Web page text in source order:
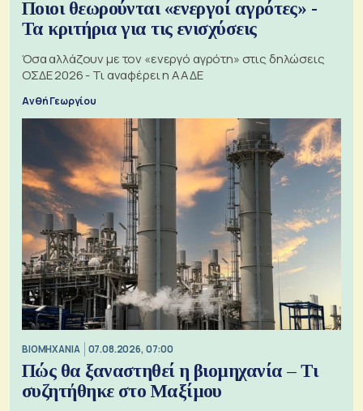
Ποιοι θεωρούνται «ενεργοί αγρότες» -
Τα κριτήρια για τις ενισχύσεις
Όσα αλλάζουν με τον «ενεργό αγρότη» στις δηλώσεις
ΟΣΔΕ 2026 - Τι αναφέρει η ΑΑΔΕ
Ανθή Γεωργίου
ΒΙΟΜΗΧΑΝΙΑ 07.08.2026, 07:00
Πώς θα ξαναστηθεί η βιομηχανία – Τι
συζητήθηκε στο Μαξίμου